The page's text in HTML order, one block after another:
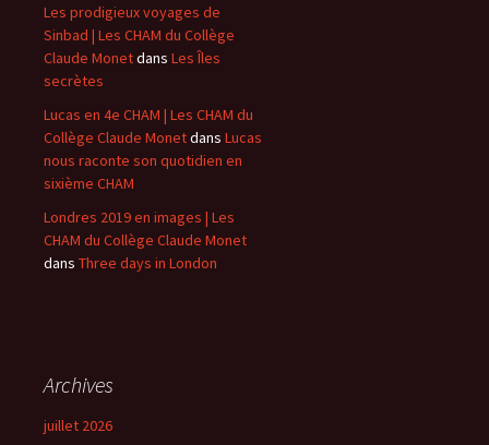
Les prodigieux voyages de
Sinbad | Les CHAM du Collège
Claude Monetdans Les Îles
secrètes
Lucas en 4e CHAM | Les CHAM du
Collège Claude Monetdans Lucas
nous raconte son quotidien en
sixième CHAM
Londres 2019 en images | Les
CHAM du Collège Claude Monet
dans Three days in London
Archives
juillet 2026